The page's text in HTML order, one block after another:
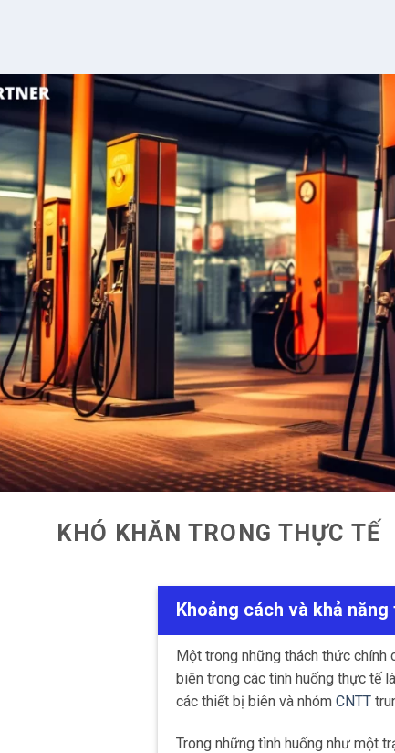
linh hoạt
KHÓ KHĂN TRONG THỰC TẾ
Khoảng cách và khả năng
Một trong những thách thức chính
biên trong các tình huống thực tế
các thiết bị biên và nhóm CNTT
Trong những tình huống như một